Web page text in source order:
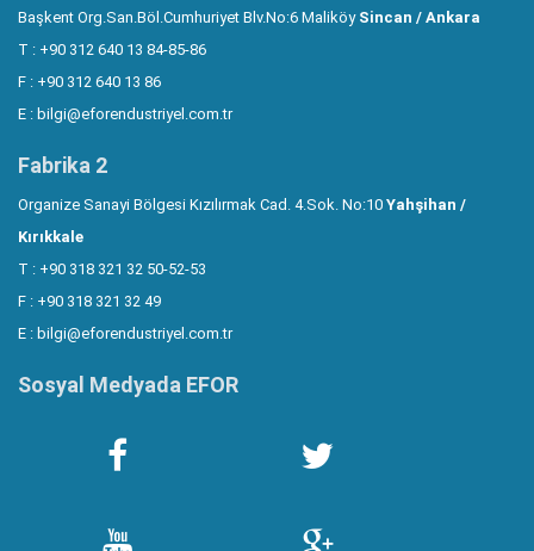
Başkent Org.San.Böl.Cumhuriyet Blv.No:6 Maliköy Sincan / Ankara
T : +90 312 640 13 84-85-86
F : +90 312 640 13 86
E : bilgi@eforendustriyel.com.tr
Fabrika 2
Organize Sanayi Bölgesi Kızılırmak Cad. 4.Sok. No:10 Yahşihan /
Kırıkkale
T : +90 318 321 32 50-52-53
F : +90 318 321 32 49
E : bilgi@eforendustriyel.com.tr
Sosyal Medyada EFOR